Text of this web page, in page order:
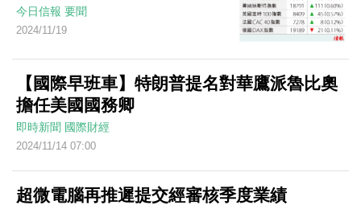
今日信報 要聞
2024/11/19
【國際早班車】特朗普提名對華鷹派魯比奧
擔任美國國務卿
即時新聞 國際財經
2024/11/14 07:00
超微電腦再推遲提交經審核季度業績